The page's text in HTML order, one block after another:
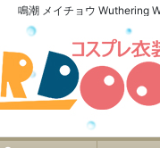
鳴潮 メイチョウ Wuthering